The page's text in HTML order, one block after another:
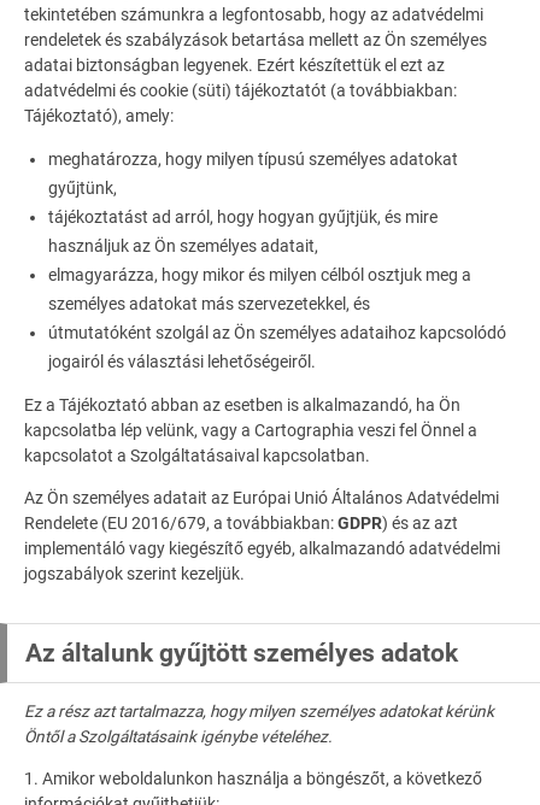
tekintetében számunkra a legfontosabb, hogy az adatvédelmi
rendeletek és szabályzások betartása mellett az Ön személyes
adatai biztonságban legyenek. Ezért készítettük el ezt az
adatvédelmi és cookie (süti) tájékoztatót (a továbbiakban:
Tájékoztató), amely:
meghatározza, hogy milyen típusú személyes adatokat
gyűjtünk,
tájékoztatást ad arról, hogy hogyan gyűjtjük, és mire
használjuk az Ön személyes adatait,
elmagyarázza, hogy mikor és milyen célból osztjuk meg a
személyes adatokat más szervezetekkel, és
útmutatóként szolgál az Ön személyes adataihoz kapcsolódó
jogairól és választási lehetőségeiről.
Ez a Tájékoztató abban az esetben is alkalmazandó, ha Ön
kapcsolatba lép velünk, vagy a Cartographia veszi fel Önnel a
kapcsolatot a Szolgáltatásaival kapcsolatban.
Az Ön személyes adatait az Európai Unió Általános Adatvédelmi
Rendelete (EU 2016/679, a továbbiakban:GDPR) és az azt
implementáló vagy kiegészítő egyéb, alkalmazandó adatvédelmi
jogszabályok szerint kezeljük.
Az általunk gyűjtött személyes adatok
Ez a rész azt tartalmazza, hogy milyen személyes adatokat kérünk
Öntől a Szolgáltatásaink igénybe vételéhez.
1. Amikor weboldalunkon használja a böngészőt, a következő